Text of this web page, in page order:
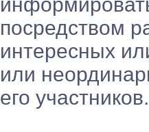
посредством
интересных
или
его участников.